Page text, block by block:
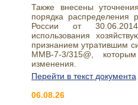
Также внесены
порядка распределения
России от
использования
признанием утратившим
ММВ-7-3/315@,
изменения.
Перейти в текст документа
06.08.26